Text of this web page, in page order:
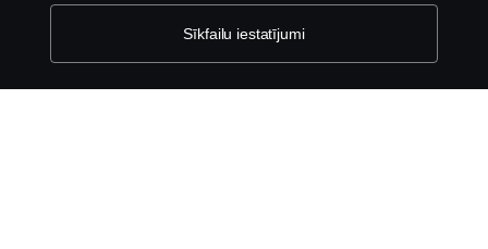
Sīkfailu iestatījumi